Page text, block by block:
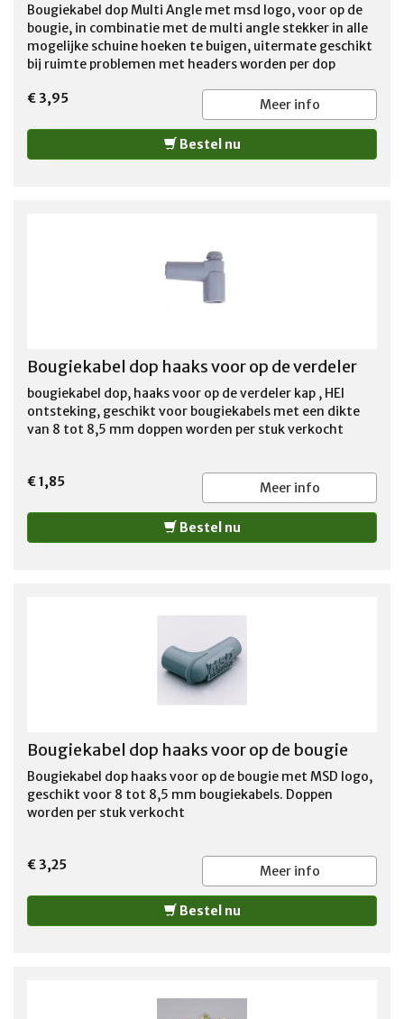
Bougiekabel dop Multi Angle met msd logo, voor op de
bougie, in combinatie met de multi angle stekker in alle
mogelijke schuine hoeken te buigen, uitermate geschikt
bij ruimte problemen met headers worden per dop
€ 3,95
Meer info
Bestel nu
Bougiekabel dop haaks voor op de verdeler
bougiekabel dop, haaks voor op de verdeler kap , HEI
ontsteking, geschikt voor bougiekabels met een dikte
van 8 tot 8,5 mm doppen worden per stuk verkocht
€ 1,85 Meer info
Bestel nu
Bougiekabel dop haaks voor op de bougie
Bougiekabel dop haaks voor op de bougie met MSD logo,
geschikt voor 8 tot 8,5 mm bougiekabels. Doppen
worden per stuk verkocht
€ 3,25 Meer info
Bestel nu